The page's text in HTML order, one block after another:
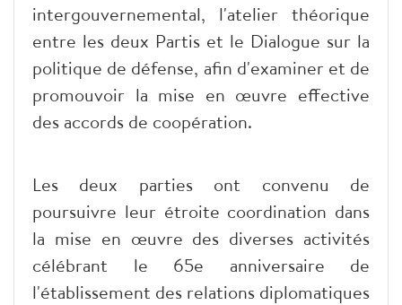
intergouvernemental, l'atelier théorique
entre les deux Partis et le Dialogue sur la
politique de défense, afin d'examiner et de
promouvoir la mise en œuvre effective
des accords de coopération.
Les deux parties ont convenu de
poursuivre leur étroite coordination dans
la mise en œuvre des diverses activités
célébrant le 65e anniversaire de
l'établissement des relations diplomatiques